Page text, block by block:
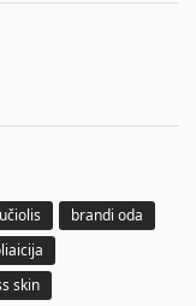
brandi oda
skin